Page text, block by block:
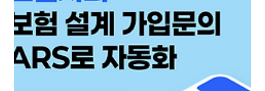
의별 음성안내 멘트 설정IVR 에디터 편집기를 활용하여 상황에 맞게 편
집TTS기능으로 성우 녹음파일 없이 텍스트로 자연스러운 음성안내음성
안내 멘트 요일별 안내 멘트 : IVR 에디터가 평일, 주말을 구분하여 요일
에 맞는 음성안내를 진행합니..